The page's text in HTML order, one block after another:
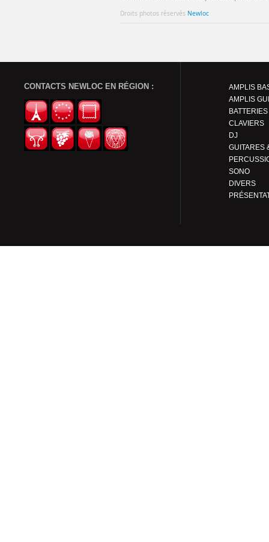
Droits photos réservés Newloc
CONTACTS NEWLOC EN RÉGION :
AMPLIS
AMPLIS
BATTERIES
CLAVIERS
DJ
SONO
DIVERS